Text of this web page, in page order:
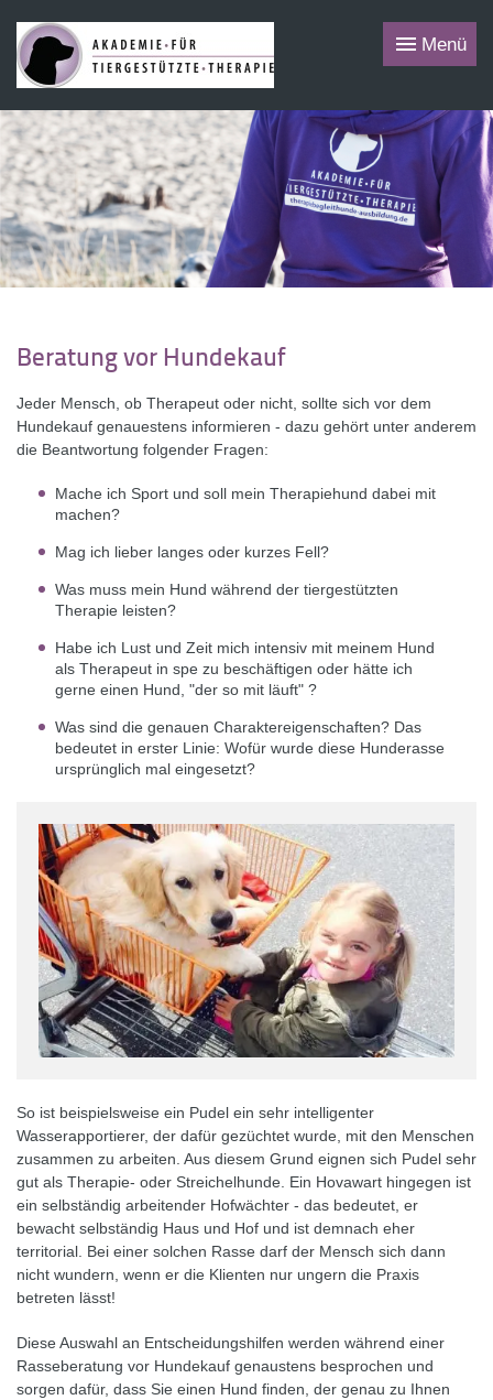
Menü
Beratung vor Hundekauf
Jeder Mensch, ob Therapeut oder nicht, sollte sich vor dem
Hundekauf genauestens informieren - dazu gehört unter anderem
die Beantwortung folgender Fragen:
Mache ich Sport und soll mein Therapiehund dabei mit
machen?
Mag ich lieber langes oder kurzes Fell?
Was muss mein Hund während der tiergestützten
Therapie leisten?
Habe ich Lust und Zeit mich intensiv mit meinem Hund
als Therapeut in spe zu beschäftigen oder hätte ich
gerne einen Hund, "der so mit läuft" ?
Was sind die genauen Charaktereigenschaften? Das
bedeutet in erster Linie: Wofür wurde diese Hunderasse
ursprünglich mal eingesetzt?
So ist beispielsweise ein Pudel ein sehr intelligenter
Wasserapportierer, der dafür gezüchtet wurde, mit den Menschen
zusammen zu arbeiten. Aus diesem Grund eignen sich Pudel sehr
gut als Therapie- oder Streichelhunde. Ein Hovawart hingegen ist
ein selbständig arbeitender Hofwächter - das bedeutet, er
bewacht selbständig Haus und Hof und ist demnach eher
territorial. Bei einer solchen Rasse darf der Mensch sich dann
nicht wundern, wenn er die Klienten nur ungern die Praxis
betreten lässt!
Diese Auswahl an Entscheidungshilfen werden während einer
Rasseberatung vor Hundekauf genaustens besprochen und
sorgen dafür, dass Sie einen Hund finden, der genau zu Ihnen